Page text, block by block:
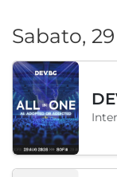
Sabato,